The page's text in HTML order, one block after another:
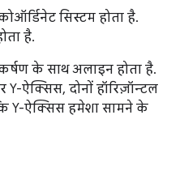
सिस्टम होता है.
है.
के साथ अलाइन होता है.
ऐक्सिस, दोनों हॉरिज़ॉन्टल
Y-ऐक्सिस हमेशा सामने के